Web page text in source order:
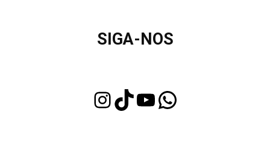
SIGA-NOS
InstagramTikTok Youtube WhatsApp